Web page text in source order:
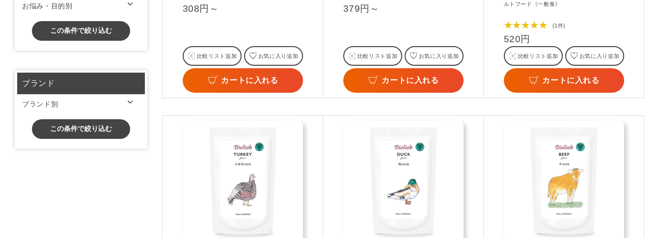
308円～
比較リスト追加 お気に入り追加
カートに入れる
379円～
比較リスト追加 お気に入り追加
カートに入れる
ルトフード《一般食》
★★★★★ (1件)
520円
比較リスト追加 お気に入り追加
カートに入れる
お悩み・目的別
この条件で絞り込む
ブランド
ブランド別
この条件で絞り込む